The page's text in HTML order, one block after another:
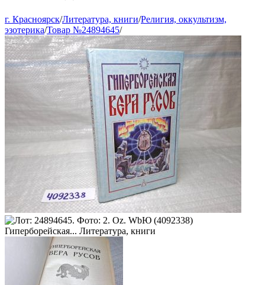
г. Красноярск/Литература, книги/Религия, оккультизм,
эзотерика/Товар №24894645/